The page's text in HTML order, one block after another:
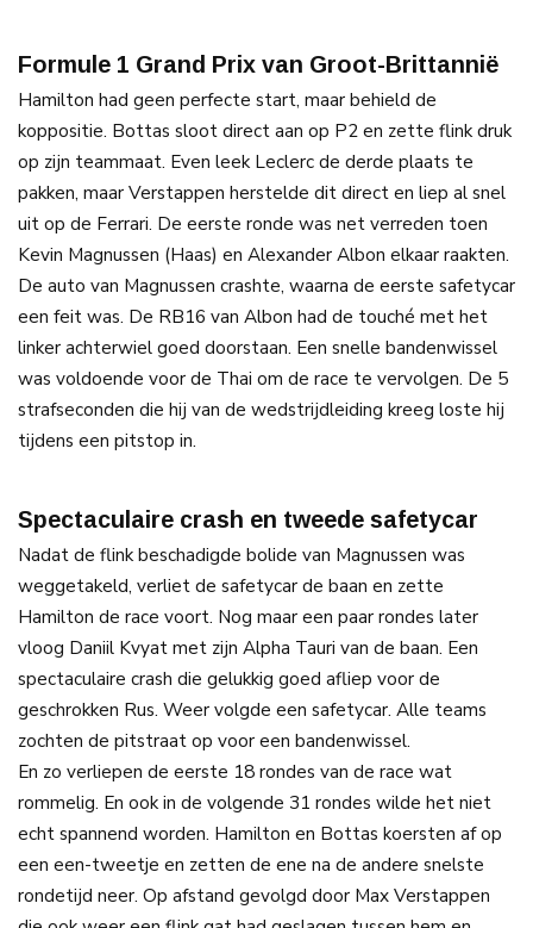
Formule 1 Grand Prix van Groot-Brittannië
Hamilton had geen perfecte start, maar behield de
koppositie. Bottas sloot direct aan op P2 en zette flink druk
op zijn teammaat. Even leek Leclerc de derde plaats te
pakken, maar Verstappen herstelde dit direct en liep al snel
uit op de Ferrari. De eerste ronde was net verreden toen
Kevin Magnussen (Haas) en Alexander Albon elkaar raakten.
De auto van Magnussen crashte, waarna de eerste safetycar
een feit was. De RB16 van Albon had de touché met het
linker achterwiel goed doorstaan. Een snelle bandenwissel
was voldoende voor de Thai om de race te vervolgen. De 5
strafseconden die hij van de wedstrijdleiding kreeg loste hij
tijdens een pitstop in.
Spectaculaire crash en tweede safetycar
Nadat de flink beschadigde bolide van Magnussen was
weggetakeld, verliet de safetycar de baan en zette
Hamilton de race voort. Nog maar een paar rondes later
vloog Daniil Kvyat met zijn Alpha Tauri van de baan. Een
spectaculaire crash die gelukkig goed afliep voor de
geschrokken Rus. Weer volgde een safetycar. Alle teams
zochten de pitstraat op voor een bandenwissel.
En zo verliepen de eerste 18 rondes van de race wat
rommelig. En ook in de volgende 31 rondes wilde het niet
echt spannend worden. Hamilton en Bottas koersten af op
een een-tweetje en zetten de ene na de andere snelste
rondetijd neer. Op afstand gevolgd door Max Verstappen